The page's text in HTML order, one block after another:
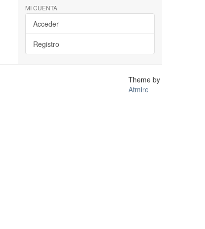
MI CUENTA
Acceder
Registro
Theme by
Atmire